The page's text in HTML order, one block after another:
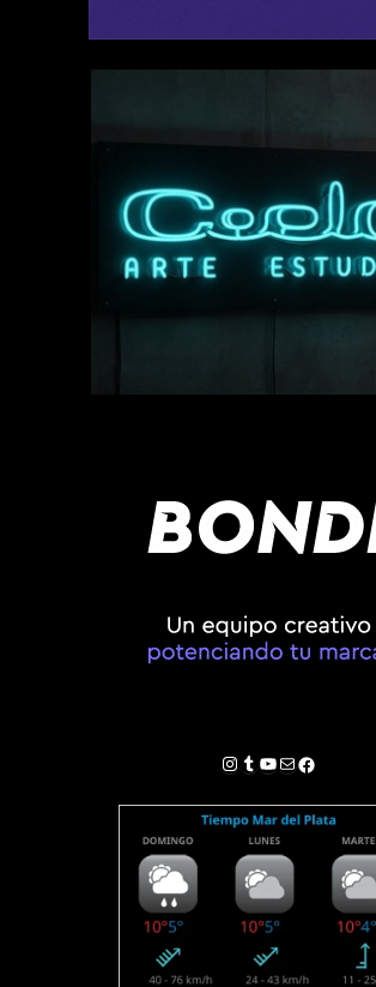
Instagram
Tumblr
YouTube
Correo electrónico
Facebook